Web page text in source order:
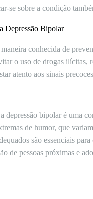
se sobre a condição
Depressão Bipolar
conhecida de
o uso de drogas ilícitas,
atento aos sinais
depressão bipolar é uma
de humor, que
são essenciais
de pessoas próximas e